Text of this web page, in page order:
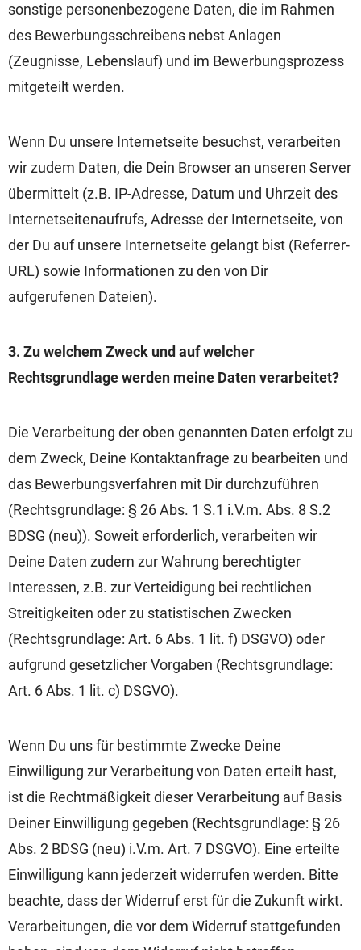
sonstige personenbezogene Daten, die im Rahmen
des Bewerbungsschreibens nebst Anlagen
(Zeugnisse, Lebenslauf) und im Bewerbungsprozess
mitgeteilt werden.
Wenn Du unsere Internetseite besuchst, verarbeiten
wir zudem Daten, die Dein Browser an unseren Server
übermittelt (z.B. IP-Adresse, Datum und Uhrzeit des
Internetseitenaufrufs, Adresse der Internetseite, von
der Du auf unsere Internetseite gelangt bist (Referrer-
URL) sowie Informationen zu den von Dir
aufgerufenen Dateien).
3. Zu welchem Zweck und auf welcher
Rechtsgrundlage werden meine Daten verarbeitet?
Die Verarbeitung der oben genannten Daten erfolgt zu
dem Zweck, Deine Kontaktanfrage zu bearbeiten und
das Bewerbungsverfahren mit Dir durchzuführen
(Rechtsgrundlage: § 26 Abs. 1 S.1 i.V.m. Abs. 8 S.2
BDSG (neu)). Soweit erforderlich, verarbeiten wir
Deine Daten zudem zur Wahrung berechtigter
Interessen, z.B. zur Verteidigung bei rechtlichen
Streitigkeiten oder zu statistischen Zwecken
(Rechtsgrundlage: Art. 6 Abs. 1 lit. f) DSGVO) oder
aufgrund gesetzlicher Vorgaben (Rechtsgrundlage:
Art. 6 Abs. 1 lit. c) DSGVO).
Wenn Du uns für bestimmte Zwecke Deine
Einwilligung zur Verarbeitung von Daten erteilt hast,
ist die Rechtmäßigkeit dieser Verarbeitung auf Basis
Deiner Einwilligung gegeben (Rechtsgrundlage: § 26
Abs. 2 BDSG (neu) i.V.m. Art. 7 DSGVO). Eine erteilte
Einwilligung kann jederzeit widerrufen werden. Bitte
beachte, dass der Widerruf erst für die Zukunft wirkt.
Verarbeitungen, die vor dem Widerruf stattgefunden